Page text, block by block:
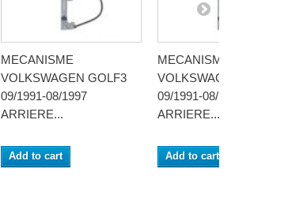
MECANISME
VOLKSWAGEN GOLF3
09/1991-08/1997
ARRIERE...
Add to cart
MECANISME
VOLKSWAGEN GOLF3
09/1991-08/1997
ARRIERE...
Add to cart